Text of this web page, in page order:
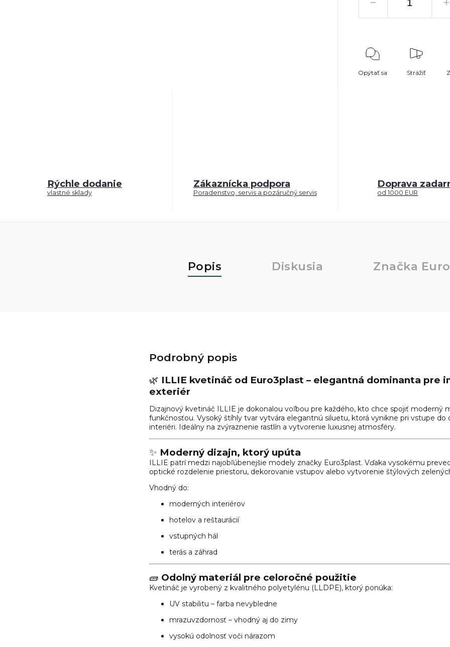
Opýtať sa Strážiť
Rýchle dodanie
vlastné sklady
Zákaznícka podpora
Poradenstvo, servis a pozáručný servis
Doprava
od 1000 EUR
Popis Diskusia Značka
Podrobný popis
🌿 ILLIE kvetináč od Euro3plast – elegantná dominanta pre
exteriér
Dizajnový kvetináč ILLIE je dokonalou voľbou pre každého, kto chce spojiť moderný
funkčnosťou. Vysoký štíhly tvar vytvára elegantnú siluetu, ktorá vynikne pri vstupe do
interiéri. Ideálny na zvýraznenie rastlín a vytvorenie luxusnej atmosféry.
✨ Moderný dizajn, ktorý upúta
ILLIE patrí medzi najobľúbenejšie modely značky Euro3plast. Vďaka vysokému
optické rozdelenie priestoru, dekorovanie vstupov alebo vytvorenie štýlových
Vhodný do:
moderných interiérov
hotelov a reštaurácií
vstupných hál
terás a záhrad
🧱 Odolný materiál pre celoročné použitie
Kvetináč je vyrobený z kvalitného polyetylénu (LLDPE), ktorý ponúka:
UV stabilitu – farba nevybledne
mrazuvzdornosť – vhodný aj do zimy
vysokú odolnosť voči nárazom